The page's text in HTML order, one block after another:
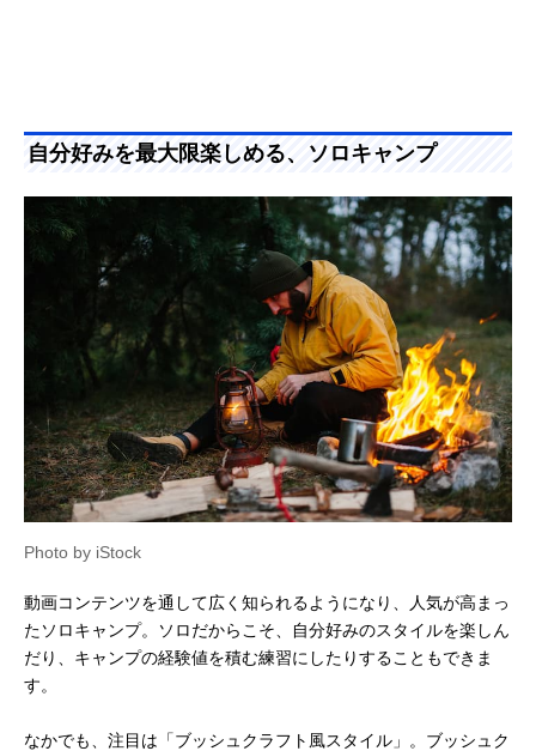
自分好みを最大限楽しめる、ソロキャンプ
Photo by iStock
動画コンテンツを通して広く知られるようになり、人気が高まっ
たソロキャンプ。ソロだからこそ、自分好みのスタイルを楽しん
だり、キャンプの経験値を積む練習にしたりすることもできま
す。
なかでも、注目は「ブッシュクラフト風スタイル」。ブッシュク